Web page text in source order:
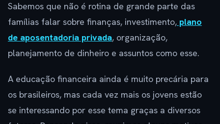
Sabemos que não é rotina de grande parte das
famílias falar sobre finanças, investimento, plano
de aposentadoria privada, organização,
planejamento de dinheiro e assuntos como esse.
A educação financeira ainda é muito precária para
os brasileiros, mas cada vez mais os jovens estão
se interessando por esse tema graças a diversos